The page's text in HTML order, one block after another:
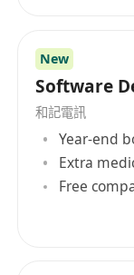
New
Software
和記電訊
Year-end
Extra
Free